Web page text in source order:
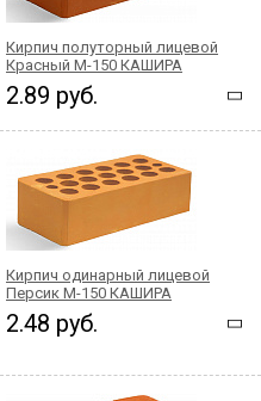
Кирпич полуторный лицевой
Красный М-150 КАШИРА
2.89 руб.
Кирпич одинарный лицевой
Персик М-150 КАШИРА
2.48 руб.